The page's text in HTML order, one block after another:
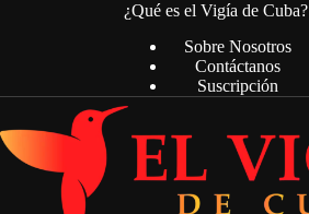
¿Qué es el Vigía de Cuba?
Sobre Nosotros
Contáctanos
Suscripción